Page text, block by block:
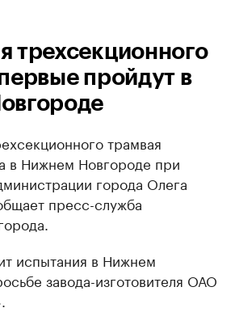
трехсекционного
пройдут в
трамвая
в Нижнем Новгороде при
города Олега
пресс-служба
испытания в Нижнем
завода-изготовителя ОАО